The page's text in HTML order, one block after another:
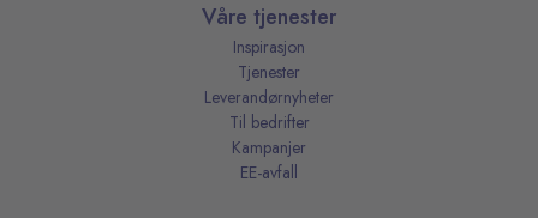
Våre tjenester
Inspirasjon
Tjenester
Leverandørnyheter
Til bedrifter
Kampanjer
EE-avfall